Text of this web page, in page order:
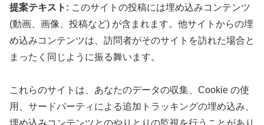
提案テキスト: このサイトの投稿には埋め込みコンテンツ
(動画、画像、投稿など) が含まれます。他サイトからの埋
め込みコンテンツは、訪問者がそのサイトを訪れた場合と
まったく同じように振る舞います。
これらのサイトは、あなたのデータの収集、Cookie の使
用、サードパーティによる追加トラッキングの埋め込み、